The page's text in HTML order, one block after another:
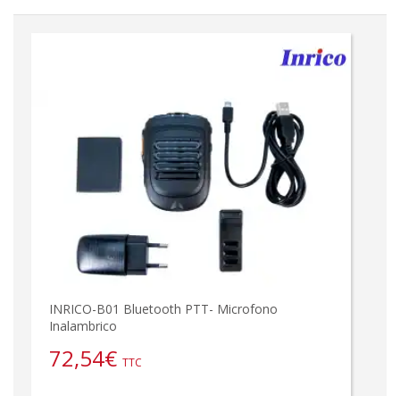
INRICO-B01 Bluetooth PTT- Microfono
Inalambrico
72,54€ TTC